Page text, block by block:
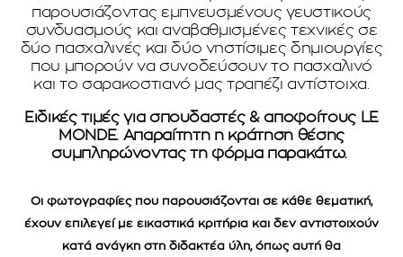
παρουσιάζοντας εμπνευσμένους γευστικούς
συνδυασμούς και αναβαθμισμένες τεχνικές σε
δύο πασχαλινές και δύο νηστίσιμες δημιουργίες
που μπορούν να συνοδεύσουν το πασχαλινό
και το σαρακοστιανό μας τραπέζι αντίστοιχα.
Ειδικές τιμές για σπουδαστές & αποφοίτους LE
MONDE. Απαραίτητη η κράτηση θέσης
συμπληρώνοντας τη φόρμα παρακάτω.
Οι φωτογραφίες που παρουσιάζονται σε κάθε θεματική,
έχουν επιλεγεί με εικαστικά κριτήρια και δεν αντιστοιχούν
κατά ανάγκη στη διδακτέα ύλη, όπως αυτή θα